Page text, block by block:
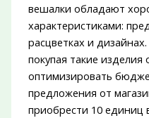
вешалки обладают
характеристиками:
расцветках и
покупая такие
оптимизировать
предложения от
приобрести 10 единиц